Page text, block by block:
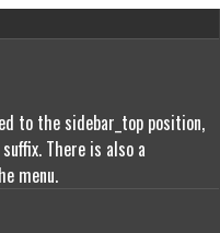
to the sidebar_top position,
There is also a
menu.